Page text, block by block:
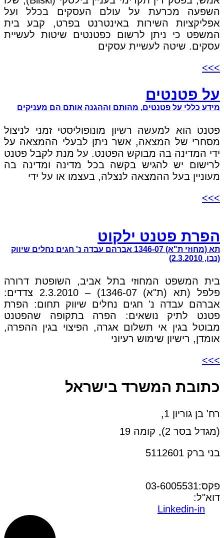
השפעה מכרעת על עולם העסקים בכלל ועל
אפליקציות השירות באינטרנט בפרט, קבע בית
המשפט כי ניתן לרשום כפטנטים שיטות לעשיית
עסקים. שיטה לעשיית עסקים
>>>
על פטנטים
מידע כללי על פטנטים, מהותם וההגנה אותם הם מעניקים
פטנט הוא למעשה רשיון מונופוליסטי זמני לניצול
מסחרי של המצאה, אשר ניתן לבעלי ההמצאה על
ידי המדינה בה מבוקש הפטנט. על מנת לקבל פטנט
לרישום יש להגיש בקשה בכל מדינה ומדינה בה
מעוניין בעל ההמצאה לנצלה, בעצמו או על ידי
>>>
הפרת פטנט ילקוט
תא (מחוזי ת"א) 1346-07 אברהם עבדה נ' חגים נחלים שיווק
(נבו, 2.3.2010)
בית המשפט המחוזי בתל אביב, השופטת דרורה
פלפל (תא (ת"א) 1346-07) – 2.3.2010 צדדים:
אברהם עבדה נ' חגים נחלים שיווק תחום: הפרת
פטנט לתיק נושאים: הפרה בתקופה שהפטנט
מבוטל בגין אי תשלום אגרה, הפיצוי בגין ההפרה,
אומדן, רישיון שימוש רעיוני
>>>
כתובת המשרד בישראל
רח' בן גוריון 1,
(מגדל בסר 2), קומה 19
בני ברק 5112601
פקס:03-6005531
דוא"ל:
Linkedin-in